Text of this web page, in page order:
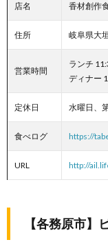
店名 香材創作
住所 岐阜県大
営業時間
ランチ
ディナー
定休日 水曜日、
食べログ https://
URL http://
【各務原市】